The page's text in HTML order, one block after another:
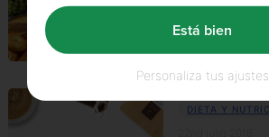
16th septiembre
VUELTA A LA
DIETA Y
Personaliza tus ajustes
Está bien